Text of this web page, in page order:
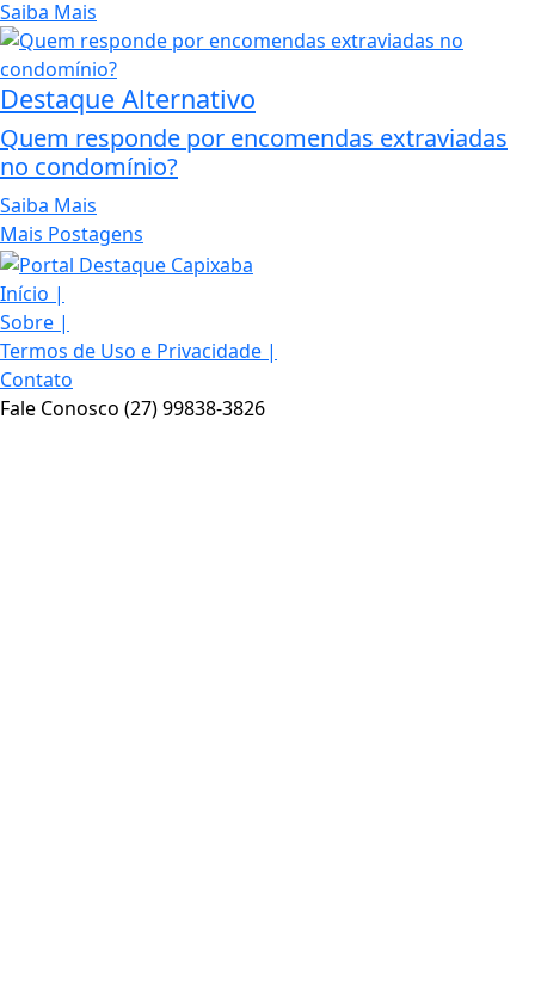
Saiba Mais
Destaque Alternativo
Quem responde por encomendas extraviadas
no condomínio?
Saiba Mais
Mais Postagens
Início |
Sobre |
Termos de Uso e Privacidade |
Contato
Fale Conosco (27) 99838-3826